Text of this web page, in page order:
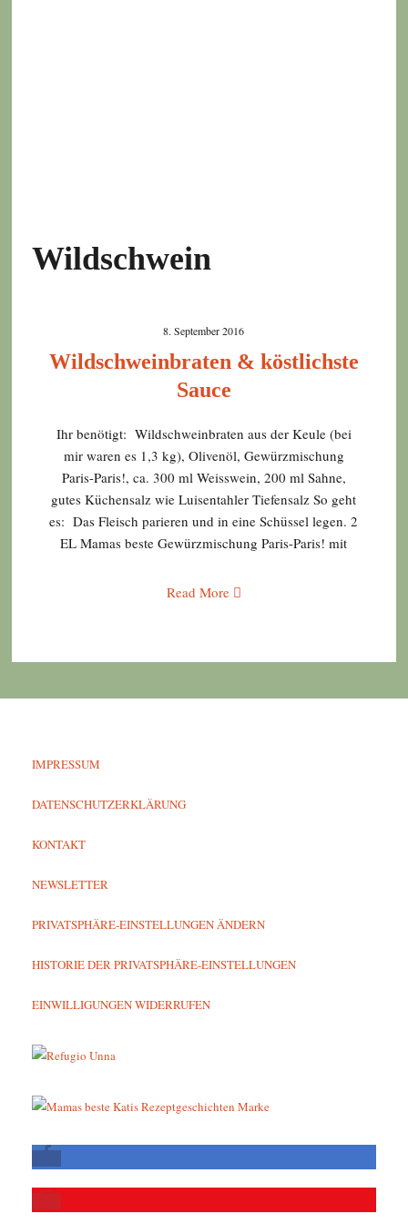
Wildschwein
8. September 2016
Wildschweinbraten & köstlichste
Sauce
Ihr benötigt: Wildschweinbraten aus der Keule (bei
mir waren es 1,3 kg), Olivenöl, Gewürzmischung
Paris-Paris!, ca. 300 ml Weisswein, 200 ml Sahne,
gutes Küchensalz wie Luisentahler Tiefensalz So geht
es: Das Fleisch parieren und in eine Schüssel legen. 2
EL Mamas beste Gewürzmischung Paris-Paris! mit
Read More
IMPRESSUM
DATENSCHUTZERKLÄRUNG
KONTAKT
NEWSLETTER
PRIVATSPHÄRE-EINSTELLUNGEN ÄNDERN
HISTORIE DER PRIVATSPHÄRE-EINSTELLUNGEN
EINWILLIGUNGEN WIDERRUFEN